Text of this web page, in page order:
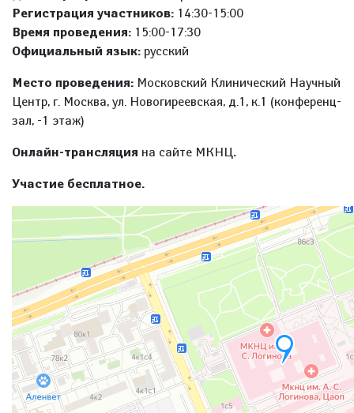
Регистрация участников: 14:30-15:00
Время проведения: 15:00-17:30
Официальный язык: русский
Место проведения: Московский Клинический Научный
Центр, г. Москва, ул. Новогиреевская, д.1, к.1 (конференц-
зал, -1 этаж)
Онлайн-трансляция на сайте МКНЦ.
Участие бесплатное.